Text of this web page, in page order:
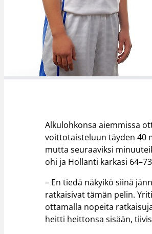
Alkulohkonsa aiemmissa
voittotaisteluun täyden 40
mutta seuraaviksi
ohi ja Hollanti karkasi
– En tiedä näkyikö siinä
ratkaisivat tämän pelin.
ottamalla nopeita
heitti heittonsa sisään,